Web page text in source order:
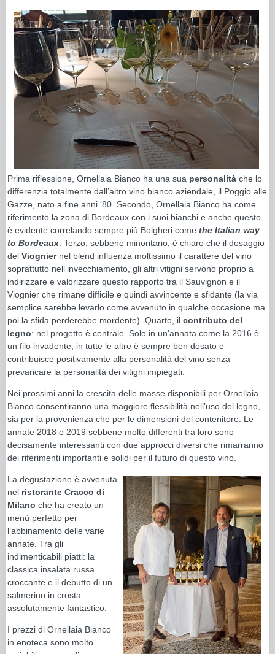
Prima riflessione, Ornellaia Bianco ha una sua personalità che lo
differenzia totalmente dall’altro vino bianco aziendale, il Poggio alle
Gazze, nato a fine anni ‘80. Secondo, Ornellaia Bianco ha come
riferimento la zona di Bordeaux con i suoi bianchi e anche questo
è evidente correlando sempre più Bolgheri come the Italian way
to Bordeaux . Terzo, sebbene minoritario, è chiaro che il dosaggio
del Viogniernel blend influenza moltissimo il carattere del vino
soprattutto nell’invecchiamento, gli altri vitigni servono proprio a
indirizzare e valorizzare questo rapporto tra il Sauvignon e il
Viognier che rimane difficile e quindi avvincente e sfidante (la via
semplice sarebbe levarlo come avvenuto in qualche occasione ma
poi la sfida perderebbe mordente). Quarto, il contributo del
legno: nel progetto è centrale. Solo in un’annata come la 2016 è
un filo invadente, in tutte le altre è sempre ben dosato e
contribuisce positivamente alla personalità del vino senza
prevaricare la personalità dei vitigni impiegati.
Nei prossimi anni la crescita delle masse disponibili per Ornellaia
Bianco consentiranno una maggiore flessibilità nell’uso del legno,
sia per la provenienza che per le dimensioni del contenitore. Le
annate 2018 e 2019 sebbene molto differenti tra loro sono
decisamente interessanti con due approcci diversi che rimarranno
dei riferimenti importanti e solidi per il futuro di questo vino.
La degustazione è avvenuta
nel ristorante Cracco di
Milano che ha creato un
menù perfetto per
l’abbinamento delle varie
annate. Tra gli
indimenticabili piatti: la
classica insalata russa
croccante e il debutto di un
salmerino in crosta
assolutamente fantastico.
I prezzi di Ornellaia Bianco
in enoteca sono molto